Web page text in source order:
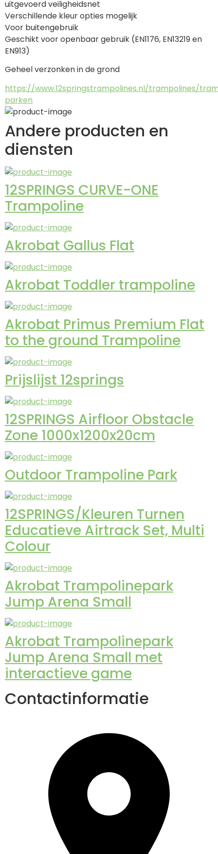
uitgevoerd veiligheidsnet
Verschillende kleur opties mogelijk
Voor buitengebruik
Geschikt voor openbaar gebruik (EN1176, EN13219 en
EN913)
Geheel verzonken in de grond
https://www.12springstrampolines.nl/trampolines/
parken
Andere producten en
diensten
12SPRINGS CURVE-ONE
Trampoline
Akrobat Gallus Flat
Akrobat Toddler trampoline
Akrobat Primus Premium Flat
to the ground Trampoline
Prijslijst 12springs
12SPRINGS Airfloor Obstacle
Zone 1000x1200x20cm
Outdoor Trampoline Park
12SPRINGS/Kleuren Turnen
Educatieve Airtrack Set, Multi
Colour
Akrobat Trampolinepark
Jump Arena Small
Akrobat Trampolinepark
Jump Arena Small met
interactieve game
Contactinformatie